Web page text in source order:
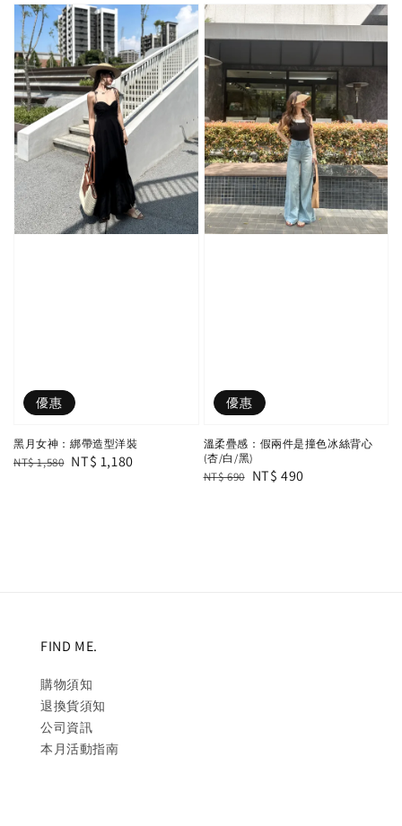
優惠
黑月女神：綁帶造型洋裝
Regular
NT$ 1,580 Sale
NT$ 1,180
優惠
溫柔疊感：假兩件是撞色冰絲背心
(杏/白/黑)
Regular
NT$ 690 Sale
NT$ 490
FIND ME.
購物須知
退換貨須知
公司資訊
本月活動指南